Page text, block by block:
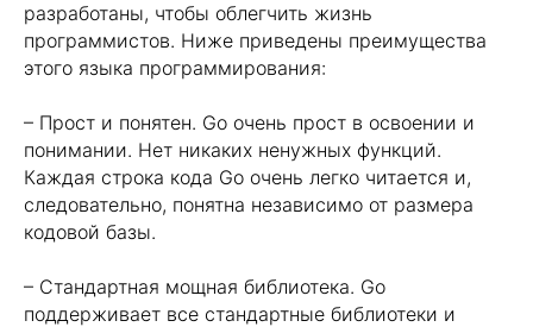
разработаны, чтобы облегчить жизнь
программистов. Ниже приведены преимущества
этого языка программирования:
– Прост и понятен. Go очень прост в освоении и
понимании. Нет никаких ненужных функций.
Каждая строка кода Go очень легко читается и,
следовательно, понятна независимо от размера
кодовой базы.
– Стандартная мощная библиотека. Go
поддерживает все стандартные библиотеки и